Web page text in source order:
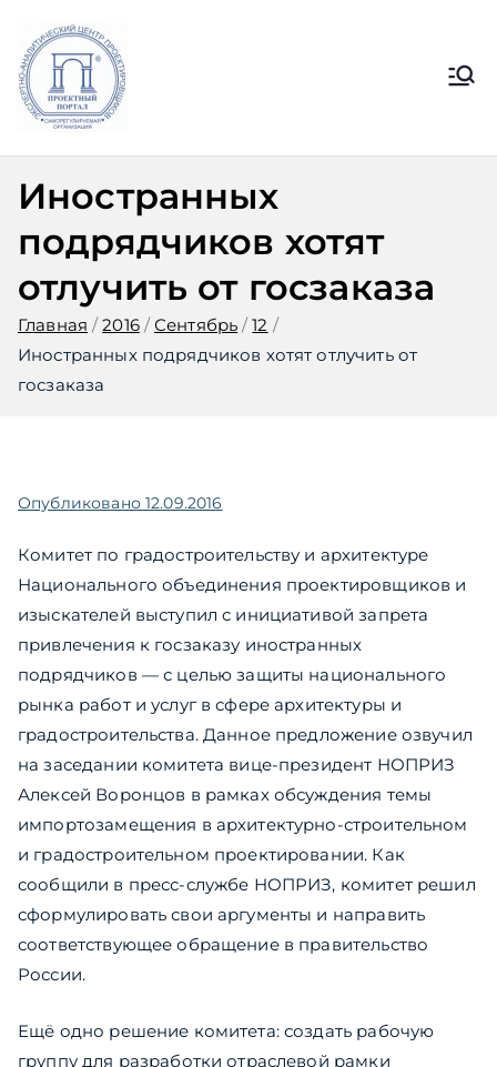
содержимому
ЭАЦП
«Проектный
портал»
портал»
Иностранных
подрядчиков хотят
отлучить от госзаказа
Главная 2016 Сентябрь
12
Иностранных подрядчиков хотят отлучить от
госзаказа
Опубликовано 12.09.2016
Комитет по градостроительству и архитектуре
Национального объединения проектировщиков и
изыскателей выступил с инициативой запрета
привлечения к госзаказу иностранных
подрядчиков — с целью защиты национального
рынка работ и услуг в сфере архитектуры и
градостроительства. Данное предложение озвучил
на заседании комитета вице-президент НОПРИЗ
Алексей Воронцов в рамках обсуждения темы
импортозамещения в архитектурно-строительном
и градостроительном проектировании. Как
сообщили в пресс-службе НОПРИЗ, комитет решил
сформулировать свои аргументы и направить
соответствующее обращение в правительство
России.
Ещё одно решение комитета: создать рабочую
группу для разработки отраслевой рамки